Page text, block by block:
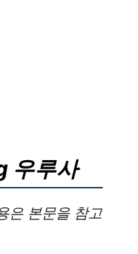
우루사
은 본문을 참고